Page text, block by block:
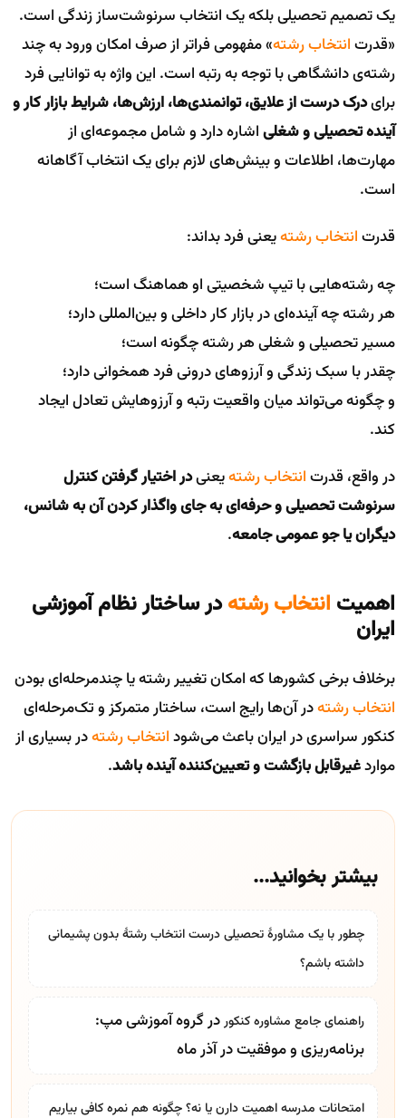
یک تصمیم تحصیلی بلکه یک انتخاب سرنوشت‌ساز زندگی است.
«قدرتانتخاب رشته» مفهومی فراتر از صرف امکان ورود به چند
رشته‌ی دانشگاهی با توجه به رتبه است. این واژه به توانایی فرد
برایدرک درست از علایق، توانمندی‌ها، ارزش‌ها، شرایط بازار کار و
آینده تحصیلی و شغلیاشاره دارد و شامل مجموعه‌ای از
مهارت‌ها، اطلاعات و بینش‌های لازم برای یک انتخاب آگاهانه
است.
قدرتانتخاب رشتهیعنی فرد بداند:
چه رشته‌هایی با تیپ شخصیتی او هماهنگ است؛
هر رشته چه آینده‌ای در بازار کار داخلی و بین‌المللی دارد؛
مسیر تحصیلی و شغلی هر رشته چگونه است؛
چقدر با سبک زندگی و آرزوهای درونی فرد همخوانی دارد؛
و چگونه می‌تواند میان واقعیت رتبه و آرزوهایش تعادل ایجاد
کند.
در واقع، قدرتانتخاب رشتهیعنیدر اختیار گرفتن کنترل
سرنوشت تحصیلی و حرفه‌ای به جای واگذار کردن آن به شانس،
دیگران یا جو عمومی جامعه.
اهمیت انتخاب رشتهدر ساختار نظام آموزشی
ایران
برخلاف برخی کشورها که امکان تغییر رشته یا چند‌مرحله‌ای بودن
انتخاب رشتهدر آن‌ها رایج است، ساختار متمرکز و تک‌مرحله‌ای
کنکور سراسری در ایران باعث می‌شودانتخاب رشتهدر بسیاری از
مواردغیرقابل بازگشت و تعیین‌کننده آینده باشد.
بیشتر بخوانید...
چطور با یک مشاورۀ تحصیلی درست انتخاب رشتۀ بدون پشیمانی
داشته باشم؟
راهنمای جامع مشاوره کنکوردر گروه آموزشی مپ:
برنامه‌ریزی و موفقیت در آذر ماه
امتحانات مدرسه اهمیت دارن یا نه؟ چگونه هم نمره کافی بیاریم